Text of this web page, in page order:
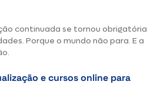
continuada se tornou obrigatória
Porque o mundo não para. E a
e cursos online para